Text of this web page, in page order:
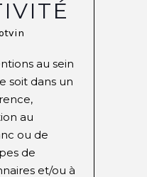
au sein
soit dans un
au
ou de
de
et/ou à